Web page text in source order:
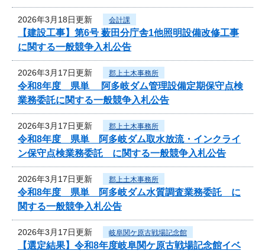
2026年3月18日更新 会計課
【建設工事】第6号 薮田分庁舎1他照明設備改修工事
に関する一般競争入札公告
2026年3月17日更新 郡上土木事務所
令和8年度 県単 阿多岐ダム管理設備定期保守点検
業務委託に関する一般競争入札公告
2026年3月17日更新 郡上土木事務所
令和8年度 県単 阿多岐ダム取水放流・インクライ
ン保守点検業務委託 に関する一般競争入札公告
2026年3月17日更新 郡上土木事務所
令和8年度 県単 阿多岐ダム水質調査業務委託 に
関する一般競争入札公告
2026年3月17日更新 岐阜関ケ原古戦場記念館
【選定結果】令和8年度岐阜関ケ原古戦場記念館イベ